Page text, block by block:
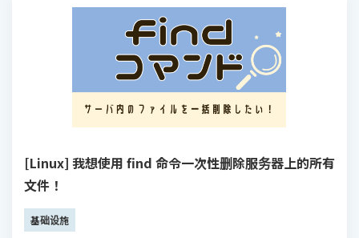
[Linux] 我想使用 find 命令一次性删除服务器上的所有
文件！
基础设施